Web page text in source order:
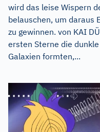
wird das leise Wispern
belauschen, um daraus
zu gewinnen. von KAI
ersten Sterne die
Galaxien formten,...